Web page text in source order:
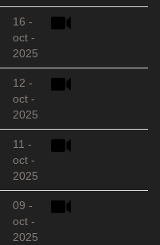
16 -
oct -
2025
12 -
oct -
2025
11 -
oct -
2025
09 -
oct -
2025